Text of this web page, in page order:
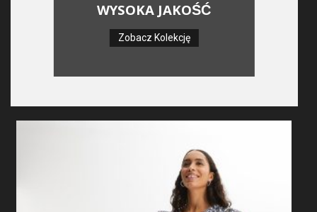
WYSOKA JAKOŚĆ
Zobacz Kolekcję